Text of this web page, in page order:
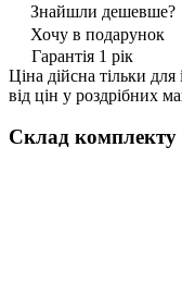
Знайшли дешевше?
Хочу в подарунок
Гарантія 1 рік
Ціна дійсна тільки
від цін у роздрібних
Склад комплекту